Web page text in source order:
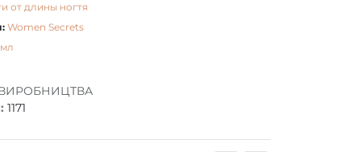
от длины ногтя
Women Secrets
1171